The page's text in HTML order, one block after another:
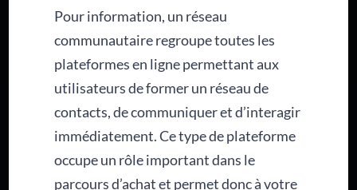
Pour information, un réseau
communautaire regroupe toutes les
plateformes en ligne permettant aux
utilisateurs de former un réseau de
contacts, de communiquer et d’interagir
immédiatement. Ce type de plateforme
occupe un rôle important dans le
parcours d’achat et permet donc à votre